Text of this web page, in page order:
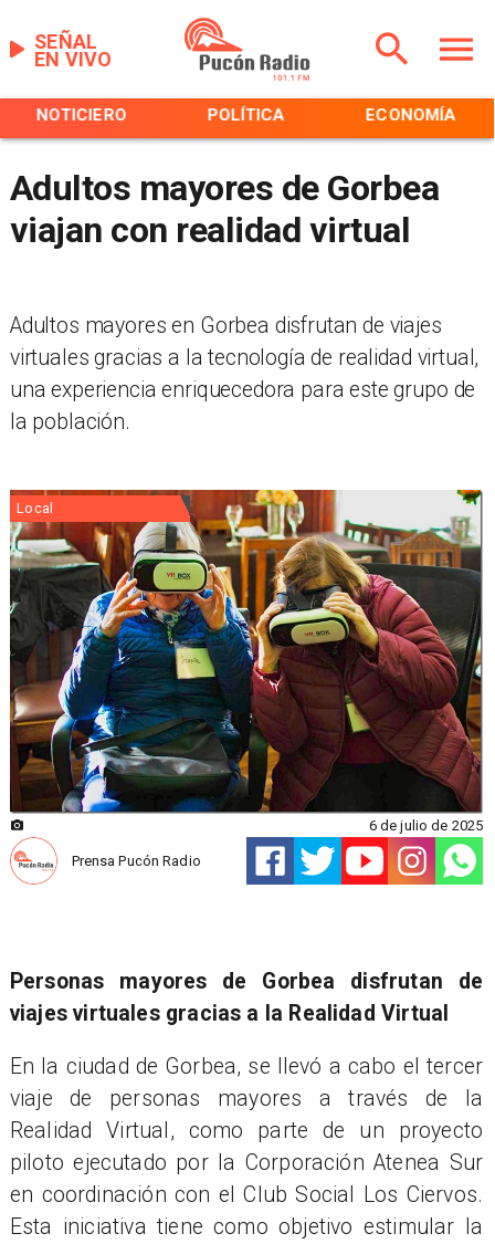
EN VIVO
SEÑAL
NOTICIERO POLÍTICA ECONOMÍA
Adultos mayores de Gorbea
viajan con realidad virtual
Adultos mayores en Gorbea disfrutan de viajes
virtuales gracias a la tecnología de realidad virtual,
una experiencia enriquecedora para este grupo de
la población.
Local
Prensa Pucón Radio
6 de julio de 2025
Personas mayores de Gorbea disfrutan de
viajes virtuales gracias a la Realidad Virtual
En la ciudad de Gorbea, se llevó a cabo el tercer
viaje de personas mayores a través de la
Realidad Virtual, como parte de un proyecto
piloto ejecutado por la Corporación Atenea Sur
en coordinación con el Club Social Los Ciervos.
Esta iniciativa tiene como objetivo estimular la